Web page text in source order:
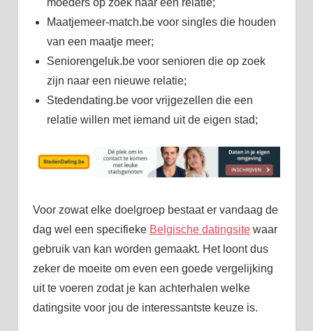
moeders op zoek naar een relatie;
Maatjemeer-match.be voor singles die houden
van een maatje meer;
Seniorengeluk.be voor senioren die op zoek
zijn naar een nieuwe relatie;
Stedendating.be voor vrijgezellen die een
relatie willen met iemand uit de eigen stad;
Voor zowat elke doelgroep bestaat er vandaag de
dag wel een specifieke Belgische datingsitewaar
gebruik van kan worden gemaakt. Het loont dus
zeker de moeite om even een goede vergelijking
uit te voeren zodat je kan achterhalen welke
datingsite voor jou de interessantste keuze is.